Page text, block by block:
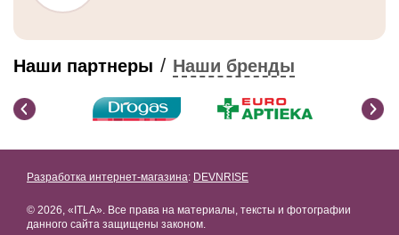
Наши партнеры / Наши бренды
Разработка интернет-магазина: DEVNRISE
© 2026, «ITLA». Все права на материалы, тексты и фотографии
данного сайта защищены законом.